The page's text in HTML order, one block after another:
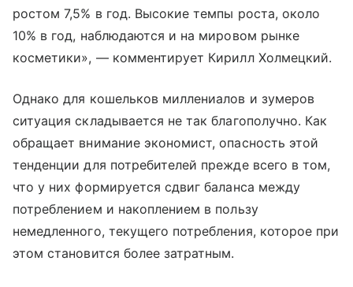
ростом 7,5% в год. Высокие темпы роста, около
10% в год, наблюдаются и на мировом рынке
косметики», — комментирует Кирилл Холмецкий.
Однако для кошельков миллениалов и зумеров
ситуация складывается не так благополучно. Как
обращает внимание экономист, опасность этой
тенденции для потребителей прежде всего в том,
что у них формируется сдвиг баланса между
потреблением и накоплением в пользу
немедленного, текущего потребления, которое при
этом становится более затратным.